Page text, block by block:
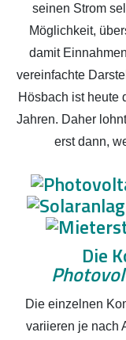
seinen Strom
Möglichkeit,
damit
vereinfachte
Hösbach ist heute
Jahren. Daher
erst dann,
Die
Die einzelnen
variieren je nach